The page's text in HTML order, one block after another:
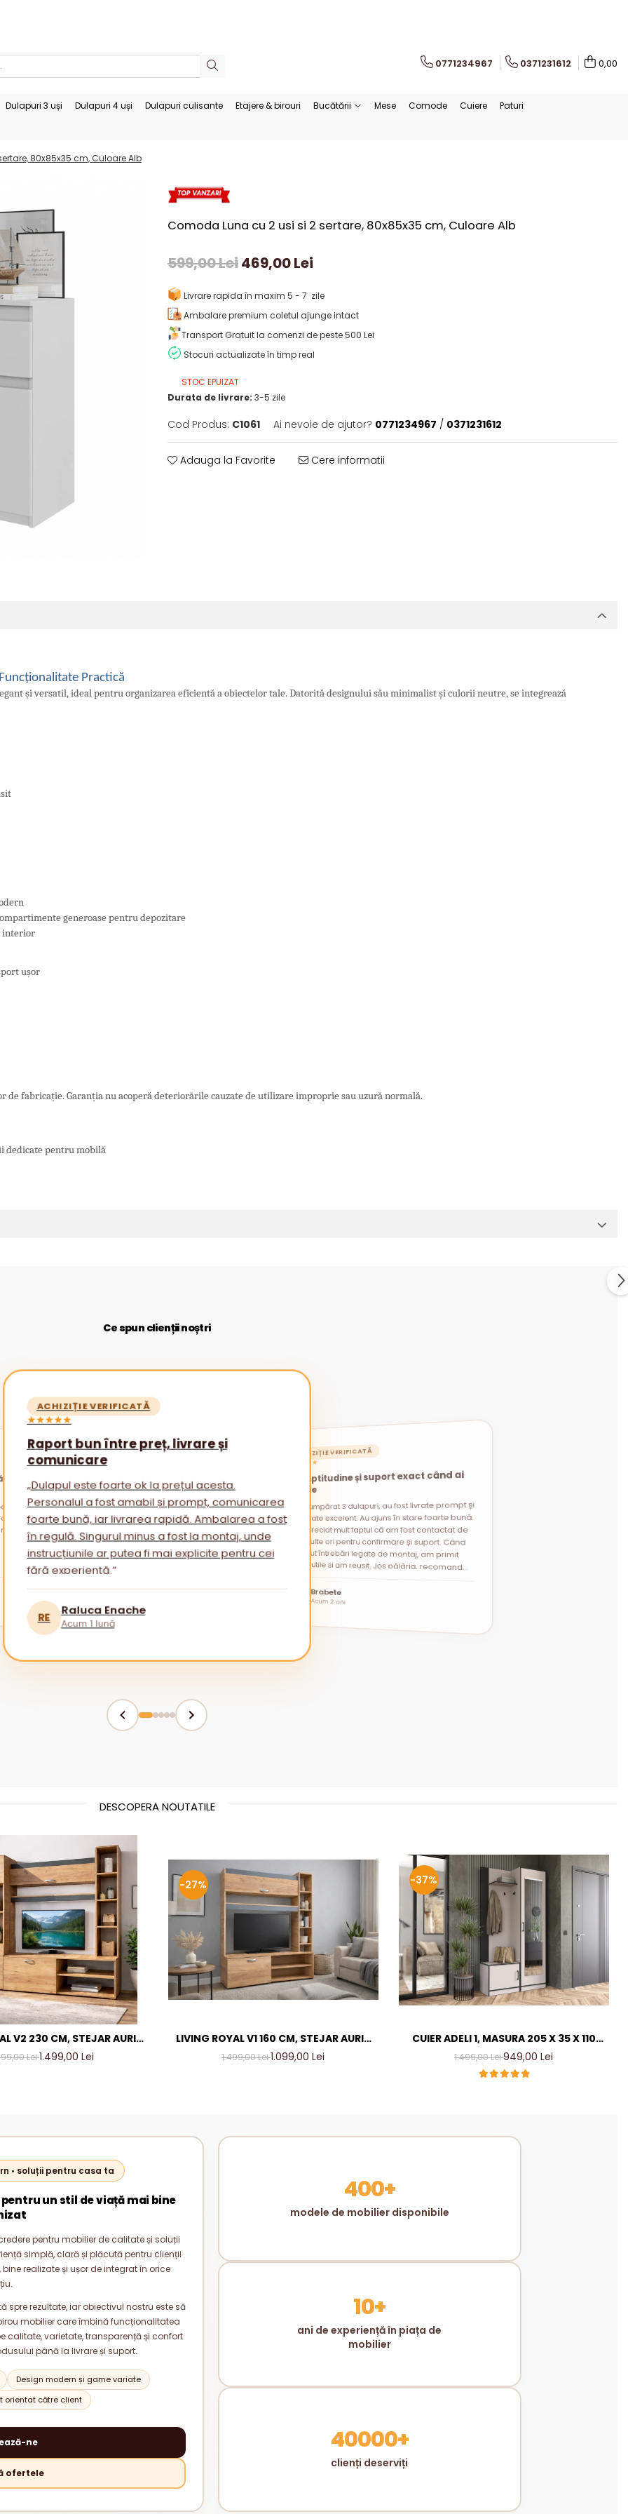
0771234967 0371231612 0,00
Dulapuri 3 uși Dulapuri 4 uși Dulapuri culisante Etajere & birouri Bucătării Mese Comode Cuiere
Paturi
80x85x35 cm, Culoare Alb
Comoda Luna cu 2 usi si 2 sertare, 80x85x35 cm, Culoare Alb
599,00 Lei469,00 Lei
Livrare rapida în maxim 5 - 7 zile
Ambalare premium coletul ajunge intact
Transport Gratuit la comenzi de peste 500 Lei
Stocuri actualizate în timp real
STOC EPUIZAT
Durata de livrare: 3-5 zile
Cod Produs: C1061 Ai nevoie de ajutor? 0771234967 / 0371231612
Adauga la Favorite Cere informatii
Practică
și versatil, ideal pentru organizarea eficientă a obiectelor tale. Datorită designului său minimalist și culorii neutre, se integrează
generoase pentru depozitare
interior
ușor
de fabricație. Garanția nu acoperă deteriorările cauzate de utilizare improprie sau uzură normală.
dedicate pentru mobilă
Ce spun clienții noștri
ACHIZIȚIE VERIFICATĂ
★★★★★
Raport bun între preț, livrare și
comunicare
„Dulapul este foarte ok la prețul acesta.
Personalul a fost amabil și prompt, comunicarea
foarte bună, iar livrarea rapidă. Ambalarea a fost
în regulă. Singurul minus a fost la montaj, unde
instrucțiunile ar putea fi mai explicite pentru cei
fără experiență.”
RE Raluca Enache
Acum 1 lună
ACHIZIȚIE VERIFICATĂ
★★★★★
Promptitudine și suport exact când ai
nevoie
„Am cumpărat 3 dulapuri, au fost livrate prompt și
ambalate excelent. Au ajuns în stare foarte bună.
Am apreciat mult faptul că am fost contactat de
mai multe ori pentru confirmare și suport. Când
am avut întrebări legate de montaj, am primit
sfaturi utile și am reușit. Jos pălăria, recomand
Brabete
Acum 2 ani
a
DESCOPERA NOUTATILE
V2 230 CM, STEJAR AURIU
– MOBILIER LIVING
Lei1.499,00 Lei
-27%
LIVING ROYAL V1 160 CM, STEJAR AURIU
& GRI ANTRACIT – MOBILIER LIVING
1.499,00 Lei1.099,00 Lei
-37%
CUIER ADELI 1, MASURA 205 X 35 X 110
CM, CULOARE CASMIR INCHIS
1.499,00 Lei949,00 Lei
• soluții pentru casa ta
un stil de viață mai bine
pentru mobilier de calitate și soluții
simplă, clară și plăcută pentru clienții
realizate și ușor de integrat în orice
spre rezultate, iar obiectivul nostru este să
mobilier care îmbină funcționalitatea
calitate, varietate, transparență și confort
până la livrare și suport.
Design modern și game variate
orientat către client
ne
ofertele
400+
modele de mobilier disponibile
10+
ani de experiență în piața de
mobilier
40000+
clienți deserviți